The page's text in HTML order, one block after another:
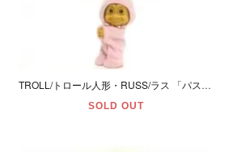
TROLL/トロール人形・RUSS/ラス 「パステルグリーン/Ｓ/イースターラビット・クリップタイプ」
SOLD OUT